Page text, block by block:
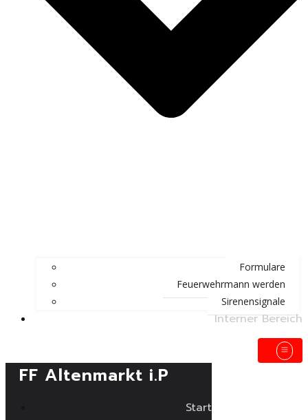
Formulare
Feuerwehrmann werden
Sirenensignale
Interner Bereich
FF Altenmarkt i.P
Start